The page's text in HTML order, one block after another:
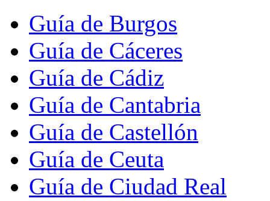
Guía de Burgos
Guía de Cáceres
Guía de Cádiz
Guía de Cantabria
Guía de Castellón
Guía de Ceuta
Guía de Ciudad Real